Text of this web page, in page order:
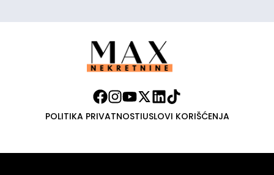
POLITIKA PRIVATNOSTIUSLOVI KORIŠĆENJA